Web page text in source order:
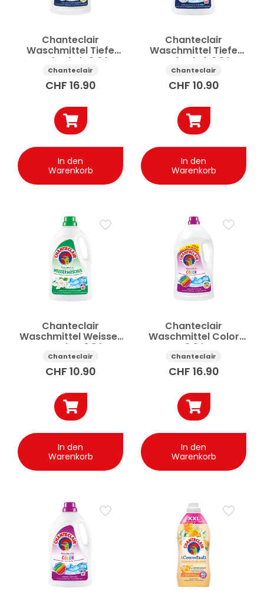
Chanteclair
Waschmittel Tiefe
Sauberkeit 3.6 l
Chanteclair
CHF 16.90
In den
Warenkorb
Chanteclair
Waschmittel Tiefe
Sauberkeit 1.8 l
Chanteclair
CHF 10.90
In den
Warenkorb
Chanteclair
Waschmittel Weisser
Moschus 1.8 l
Chanteclair
CHF 10.90
In den
Warenkorb
Chanteclair
Waschmittel Color
3.6 l
Chanteclair
CHF 16.90
In den
Warenkorb